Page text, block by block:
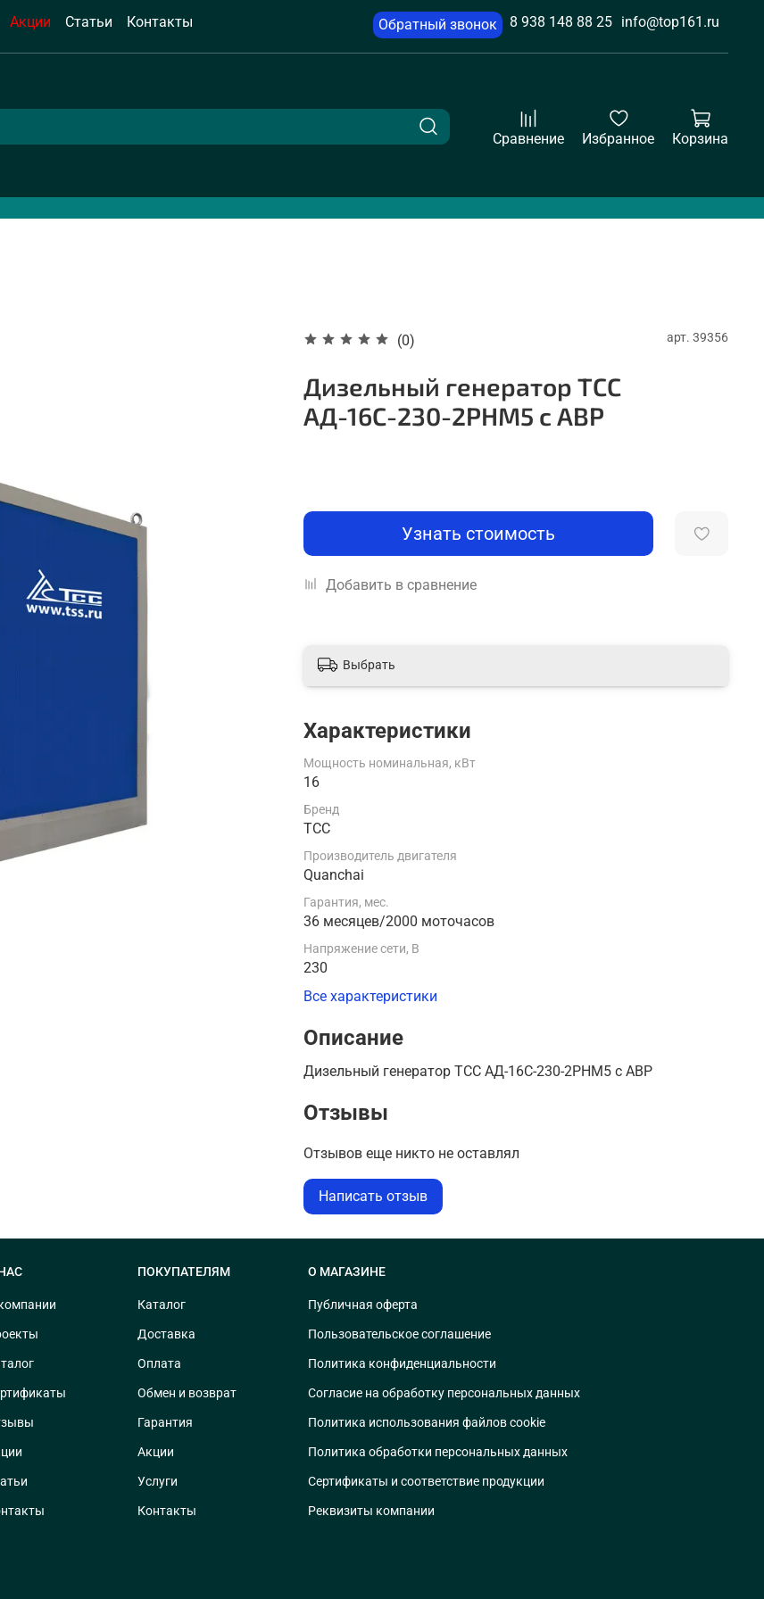
Акции Статьи Контакты Обратный звонок 8 938 148 88 25 info@top161.ru
Сравнение Избранное Корзина
(0) арт. 39356
Дизельный генератор ТСС
АД-16С-230-2РНМ5 с АВР
Узнать стоимость
Добавить в сравнение
Выбрать
Характеристики
Мощность номинальная, кВт
16
Бренд
ТСС
Производитель двигателя
Quanchai
Гарантия, мес.
36 месяцев/2000 моточасов
Напряжение сети, В
230
Все характеристики
Описание
Дизельный генератор ТСС АД-16С-230-2РНМ5 с АВР
Отзывы
Отзывов еще никто не оставлял
Написать отзыв
ПОКУПАТЕЛЯМ
Каталог
Доставка
Оплата
Обмен и возврат
Гарантия
Акции
Услуги
Контакты
О МАГАЗИНЕ
Публичная оферта
Пользовательское соглашение
Политика конфиденциальности
Согласие на обработку персональных данных
Политика использования файлов cookie
Политика обработки персональных данных
Сертификаты и соответствие продукции
Реквизиты компании